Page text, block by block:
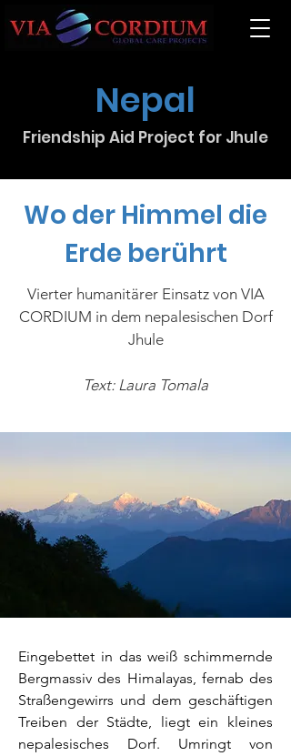
Nepal
Friendship Aid Project for Jhule
Wo der Himmel die
Erde berührt
Vierter humanitärer Einsatz von VIA
CORDIUM in dem nepalesischen Dorf
Jhule
Text: Laura Tomala
Eingebettet in das weiß schimmernde
Bergmassiv des Himalayas, fernab des
Straßengewirrs und dem geschäftigen
Treiben der Städte, liegt ein kleines
nepalesisches Dorf. Umringt von